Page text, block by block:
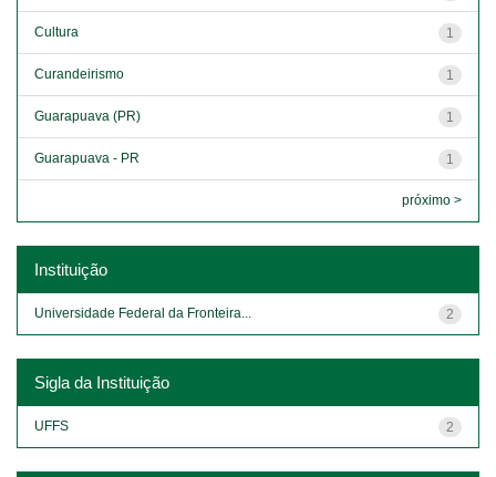
1
Cultura
1
Curandeirismo
1
Guarapuava (PR)
1
Guarapuava - PR
próximo >
Instituição
2
Universidade Federal da Fronteira...
Sigla da Instituição
2
UFFS